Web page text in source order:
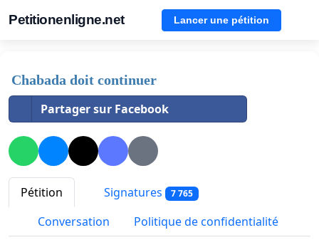
Petitionenligne.net Lancer une pétition
Chabada doit continuer
Partager sur Facebook
Pétition Signatures 7 765
Conversation Politique de confidentialité